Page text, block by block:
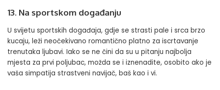
13. Na sportskom događanju
U svijetu sportskih događaja, gdje se strasti pale i srca brzo
kucaju, leži neočekivano romantično platno za iscrtavanje
trenutaka ljubavi. Iako se ne čini da su u pitanju najbolja
mjesta za prvi poljubac, možda se i iznenadite, osobito ako je
vaša simpatija strastveni navijač, baš kao i vi.